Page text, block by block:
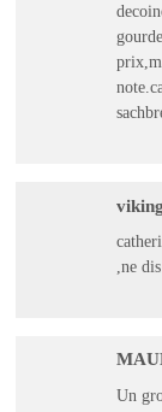
viking
,ne
Un